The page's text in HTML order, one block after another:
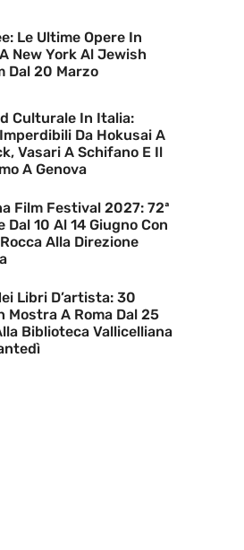
Le Ultime Opere In
New York Al Jewish
Dal 20 Marzo
Culturale In Italia:
Da Hokusai A
Vasari A Schifano E Il
A Genova
Film Festival 2027: 72ª
Dal 10 Al 14 Giugno Con
Alla Direzione
Libri D’artista: 30
Mostra A Roma Dal 25
Biblioteca Vallicelliana